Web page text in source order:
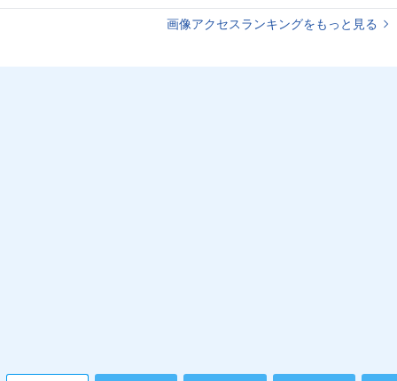
画像アクセスランキングをもっと見る